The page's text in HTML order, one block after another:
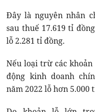
Đây là nguyên nhân
sau thuế 17.619 tỉ
lỗ 2.281 tỉ đồng.
Nếu loại trừ các
động kinh doanh
năm 2022 lỗ hơn 5.000